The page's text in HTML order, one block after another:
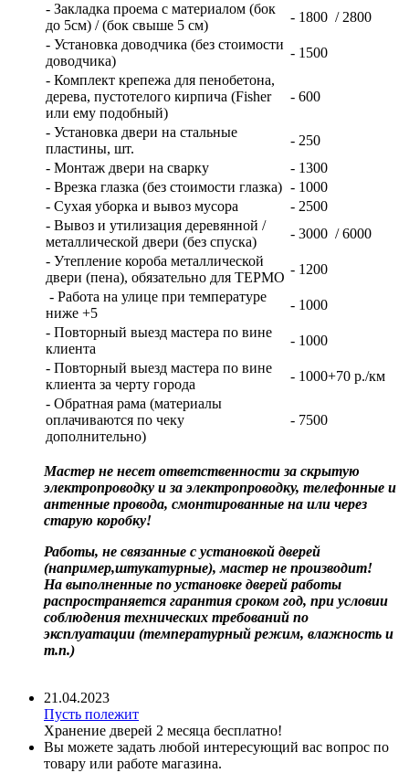
- Закладка проема с материалом (бок
до 5см) / (бок свыше 5 см)
- 1800 / 2800
- Установка доводчика (без стоимости
доводчика)
- 1500
- Комплект крепежа для пенобетона,
дерева, пустотелого кирпича (Fisher
или ему подобный)
- 600
- Установка двери на стальные
пластины, шт.
- 250
- Монтаж двери на сварку
- 1300
- Врезка глазка (без стоимости глазка) - 1000
- Сухая уборка и вывоз мусора
- 2500
- Вывоз и утилизация деревянной /
металлической двери (без спуска)
- 3000 / 6000
- Утепление короба металлической
двери (пена), обязательно для ТЕРМО
- 1200
- Работа на улице при температуре
ниже +5
- 1000
- Повторный выезд мастера по вине
клиента
- 1000
- Повторный выезд мастера по вине
клиента за черту города
- 1000+70 р./км
- Обратная рама (материалы
оплачиваются по чеку
дополнительно)
- 7500
Мастер не несет ответственности за скрытую
электропроводку и за электропроводку, телефонные и
антенные провода, смонтированные на или через
старую коробку!
Работы, не связанные с установкой дверей
(например,штукатурные), мастер не производит!
На выполненные по установке дверей работы
распространяется гарантия сроком год, при условии
соблюдения технических требований по
эксплуатации (температурный режим, влажность и
т.п.)
21.04.2023
Пусть полежит
Хранение дверей 2 месяца бесплатно!
Вы можете задать любой интересующий вас вопрос по
товару или работе магазина.